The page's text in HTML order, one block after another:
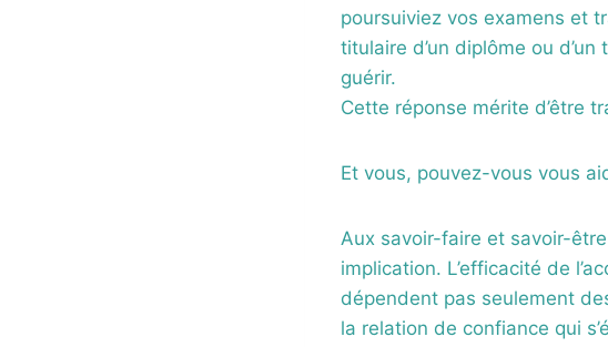
poursuiviez vos examens et
titulaire d’un diplôme ou
guérir.
Cette réponse mérite d’être
Et vous, pouvez-vous vous
Aux savoir-faire et savoir-
implication. L’efficacité de
dépendent pas seulement
la relation de confiance qui